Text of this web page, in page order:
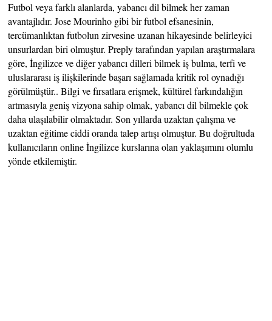
Futbol veya farklı alanlarda, yabancı dil bilmek her zaman
avantajlıdır. Jose Mourinho gibi bir futbol efsanesinin,
tercümanlıktan futbolun zirvesine uzanan hikayesinde belirleyici
unsurlardan biri olmuştur. Preply tarafından yapılan araştırmalara
göre, İngilizce ve diğer yabancı dilleri bilmek iş bulma, terfi ve
uluslararası iş ilişkilerinde başarı sağlamada kritik rol oynadığı
görülmüştür.. Bilgi ve fırsatlara erişmek, kültürel farkındalığın
artmasıyla geniş vizyona sahip olmak, yabancı dil bilmekle çok
daha ulaşılabilir olmaktadır. Son yıllarda uzaktan çalışma ve
uzaktan eğitime ciddi oranda talep artışı olmuştur. Bu doğrultuda
kullanıcıların online İngilizce kurslarına olan yaklaşımını olumlu
yönde etkilemiştir.